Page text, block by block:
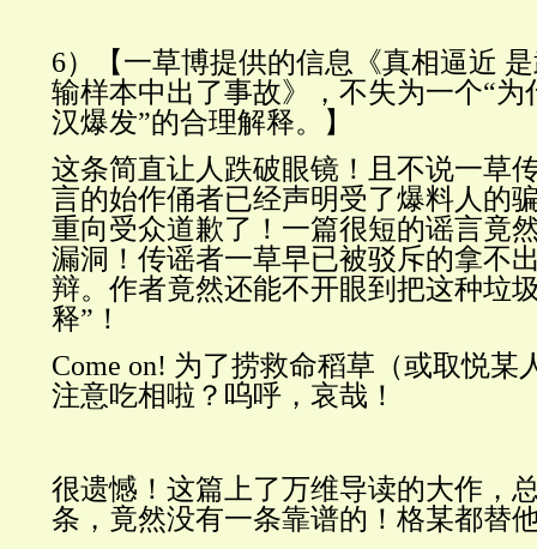
6）【一草博提供的信息《真相逼近
输样本中出了事故》，不失为一个“为
汉爆发”的合理解释。
】
这条简直让人跌破眼镜！且不说一草
言的始作俑者已经声明受了爆料人的
重向受众道歉了！ 一篇很短的谣言竟
漏洞！传谣者一草早已被驳斥的拿不
辩。作者竟然还能不开眼到把这种垃
释”！
Come on! 为了捞救命稻草（或取悦某
注意吃相啦？呜呼，哀哉！
很遗憾！这篇上了万维导读的大作，
条，竟然没有一条靠谱的！格某都替